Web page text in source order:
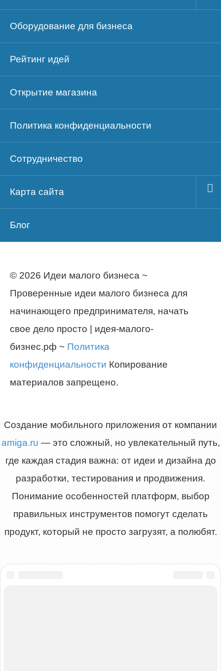
Оборудование для бизнеса
Рейтинг идей
Открытие магазина
Политика конфиденциальности
Сотрудничество
Карта сайта
Блог
© 2026 Идеи малого бизнеса ~
Проверенные идеи малого бизнеса для
начинающего предпринимателя, начать
свое дело просто | идея-малого-
бизнес.рф ~ Политика
конфиденциальности Копирование
материалов запрещено.
Создание мобильного приложения от компании
amiga.ru — это сложный, но увлекательный путь,
где каждая стадия важна: от идеи и дизайна до
разработки, тестирования и продвижения.
Понимание особенностей платформ, выбор
правильных инструментов помогут сделать
продукт, который не просто загрузят, а полюбят.